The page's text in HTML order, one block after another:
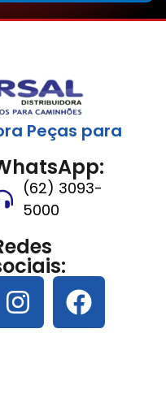
Peças para
(62) 3093-
5000